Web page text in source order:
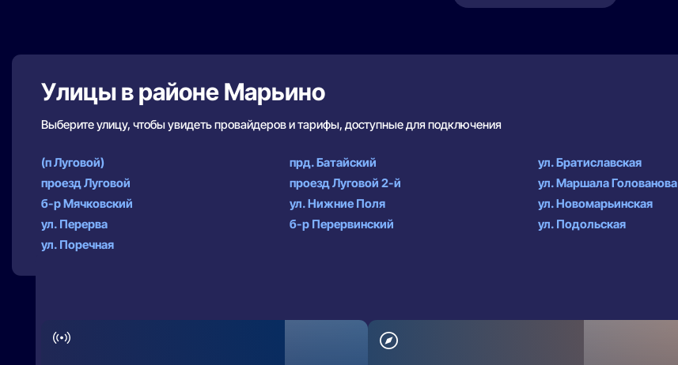
Улицы в районе Марьино
Выберите улицу, чтобы увидеть провайдеров и тарифы, доступные для подключения
(п Луговой) прд. Батайский ул. Братиславская
проезд Луговой
проезд Луговой 2-й ул. Маршала Голованова
б-р Мячковский
ул. Нижние Поля ул. Новомарьинская
ул. Перерва
б-р Перервинский ул. Подольская
ул. Поречная